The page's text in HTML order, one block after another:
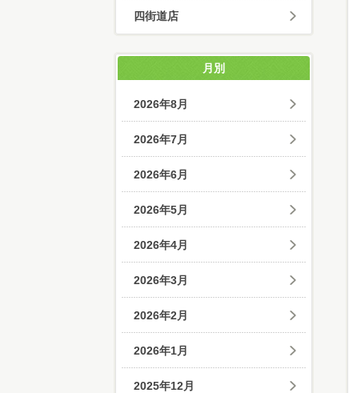
四街道店
月別
2026年8月
2026年7月
2026年6月
2026年5月
2026年4月
2026年3月
2026年2月
2026年1月
2025年12月